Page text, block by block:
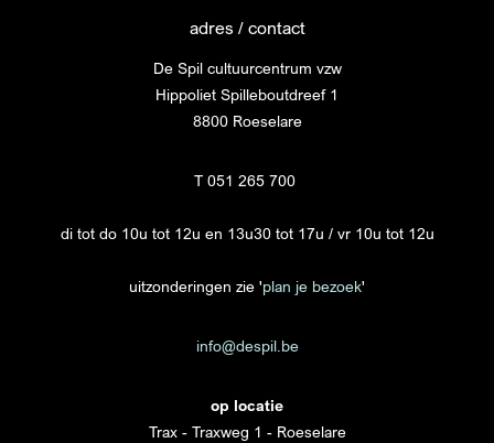
adres / contact
De Spil cultuurcentrum vzw
Hippoliet Spilleboutdreef 1
8800 Roeselare
T 051 265 700
di tot do 10u tot 12u en 13u30 tot 17u / vr 10u tot 12u
uitzonderingen zie 'plan je bezoek'
info@despil.be
op locatie
Trax - Traxweg 1 - Roeselare